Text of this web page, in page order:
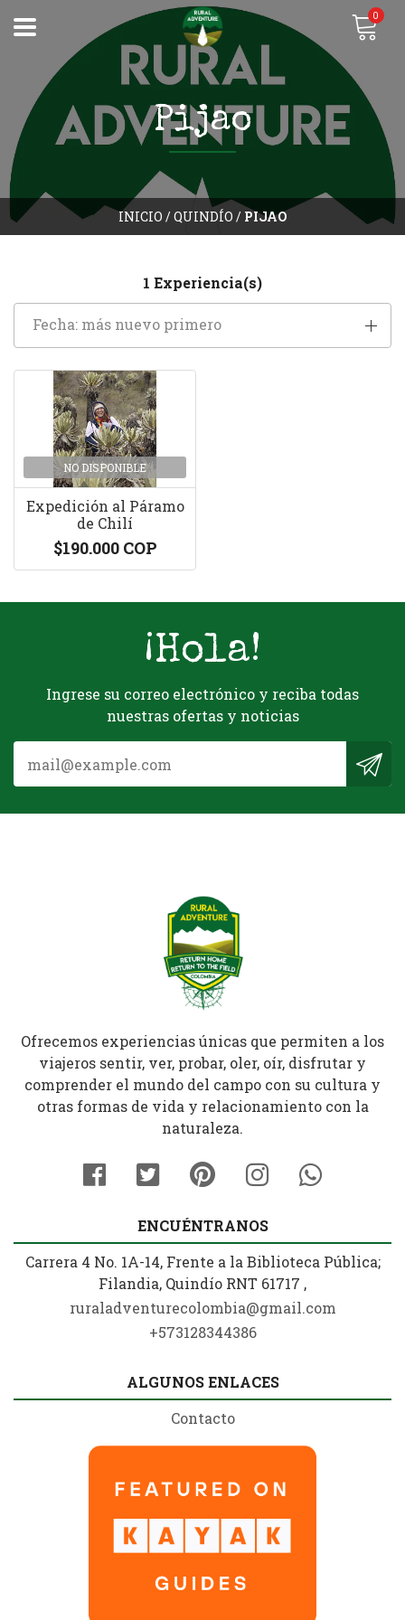
0
INICIO /QUINDÍO / PIJAO
Pijao
1 Experiencia(s)
Fecha: más nuevo primero
NO DISPONIBLE
Expedición al Páramo
de Chilí
$190.000 COP
¡Hola!
Ingrese su correo electrónico y reciba todas
nuestras ofertas y noticias
Ofrecemos experiencias únicas que permiten a los
viajeros sentir, ver, probar, oler, oír, disfrutar y
comprender el mundo del campo con su cultura y
otras formas de vida y relacionamiento con la
naturaleza.
ENCUÉNTRANOS
Carrera 4 No. 1A-14, Frente a la Biblioteca Pública;
Filandia, Quindío RNT 61717 ,
ruraladventurecolombia@gmail.com
+573128344386
ALGUNOS ENLACES
Contacto